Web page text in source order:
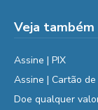
Veja também
Assine | PIX
Assine | Cartão
Doe qualquer